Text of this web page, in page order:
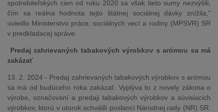
spotrebiteľských cien od roku 2020 sa však tieto sumy nezvýšili,
čím sa reálna hodnota tejto štátnej sociálnej dávky znížila,"
uviedlo Ministerstvo práce, sociálnych vecí a rodiny (MPSVR) SR
v predkladacej správe.
Predaj zahrievaných tabakových výrobkov s arómou sa má
zakázať
13. 2. 2024 - Predaj zahrievaných tabakových výrobkov s arómou
sa má od budúceho roka zakázať. Vyplýva to z novely zákona o
výrobe, označovaní a predaji tabakových výrobkov a súvisiacich
výrobkov, ktorú v utorok schválili poslanci Národnej rady (NR) SR.